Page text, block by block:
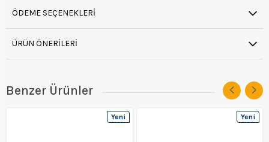
ÖDEME SEÇENEKLERI
ÜRÜN ÖNERILERI
Benzer Ürünler
Yeni
Yeni